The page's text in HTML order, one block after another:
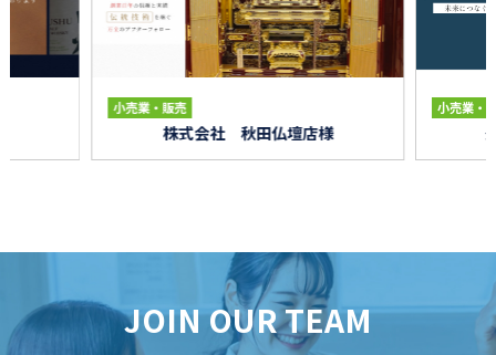
小売業・販売
株式会社 秋田仏壇店様
小売業・
JOIN OUR TEAM